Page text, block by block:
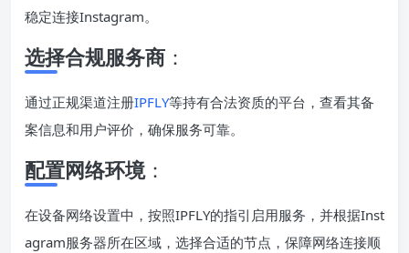
稳定连接Instagram。
选择合规服务商 ：
通过正规渠道注册IPFLY等持有合法资质的平台，查看其备
案信息和用户评价，确保服务可靠。
配置网络环境：
在设备网络设置中，按照IPFLY的指引启用服务，并根据Inst
agram服务器所在区域，选择合适的节点，保障网络连接顺